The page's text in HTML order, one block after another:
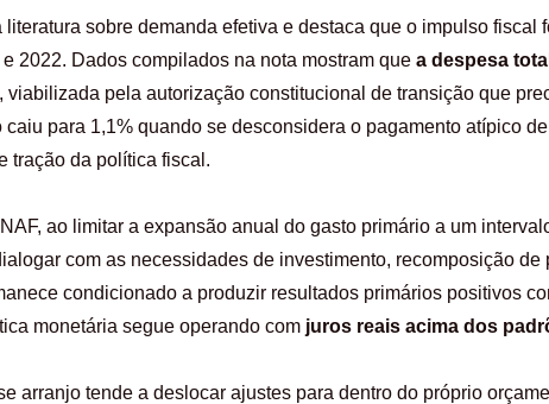
literatura sobre demanda efetiva e destaca que o impulso
2022. Dados compilados na nota mostram que a despesa
, viabilizada pela autorização constitucional de transição que
caiu para 1,1% quando se desconsidera o pagamento atípico
da política fiscal.
ao limitar a expansão anual do gasto primário a um
com as necessidades de investimento, recomposição
condicionado a produzir resultados primários positivos
monetária segue operando com juros reais acima dos
arranjo tende a deslocar ajustes para dentro do próprio